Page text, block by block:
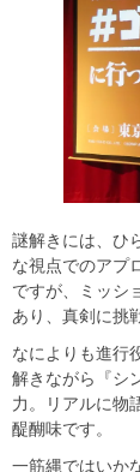
謎解きには、ひ
な視点でのアプ
ですが、ミッシ
あり、真剣に挑
なによりも進行
解きながら『シ
力。リアルに物
醍醐味です。
一筋縄ではいか